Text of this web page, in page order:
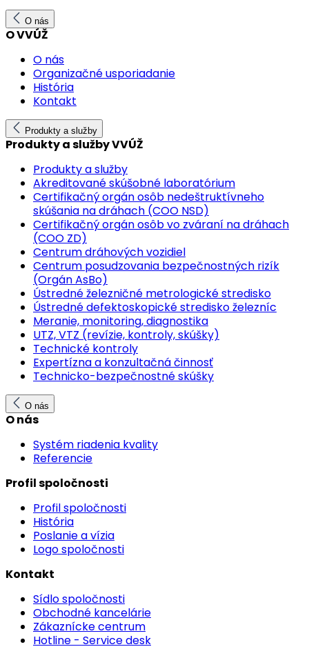
O nás
O VVÚŽ
O nás
Organizačné usporiadanie
História
Kontakt
Produkty a služby
Produkty a služby VVÚŽ
Produkty a služby
Akreditované skúšobné laboratórium
Certifikačný orgán osôb nedeštruktívneho
skúšania na dráhach (COO NSD)
Certifikačný orgán osôb vo zváraní na dráhach
(COO ZD)
Centrum dráhových vozidiel
Centrum posudzovania bezpečnostných rizík
(Orgán AsBo)
Ústredné železničné metrologické stredisko
Ústredné defektoskopické stredisko železníc
Meranie, monitoring, diagnostika
UTZ, VTZ (revízie, kontroly, skúšky)
Technické kontroly
Expertízna a konzultačná činnosť
Technicko-bezpečnostné skúšky
O nás
O nás
Systém riadenia kvality
Referencie
Profil spoločnosti
Profil spoločnosti
História
Poslanie a vízia
Logo spoločnosti
Kontakt
Sídlo spoločnosti
Obchodné kancelárie
Zákaznícke centrum
Hotline - Service desk